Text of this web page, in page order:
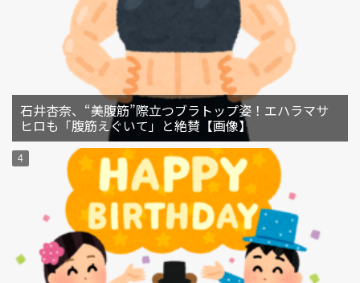
石井杏奈、“美腹筋”際立つブラトップ姿！エハラマサ
ヒロも「腹筋えぐいて」と絶賛【画像】